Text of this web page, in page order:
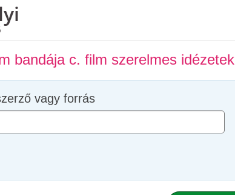
bandája c. film szerelmes idézetek
vagy forrás